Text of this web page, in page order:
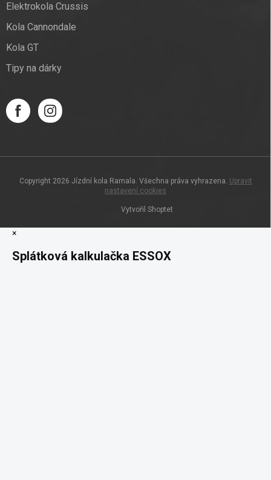
Elektrokola Crussis
Kola Cannondale
Kola GT
Tipy na dárky
Vytvořil Shoptet
Copyright 2026 Jízdní kola Ramala. Všechna práva vyhrazena. Upravit
nastavení cookies
×
Splátková kalkulačka ESSOX